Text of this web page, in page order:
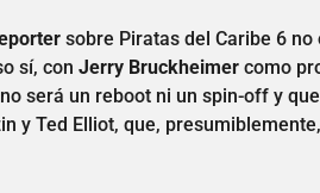
sobre Piratas del Caribe 6
sí, con Jerry Bruckheimer como
será un reboot ni un spin-off y
y Ted Elliot, que,